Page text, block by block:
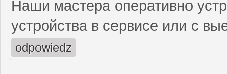
Наши мастера оперативно
устройства в сервисе или с
odpowiedz